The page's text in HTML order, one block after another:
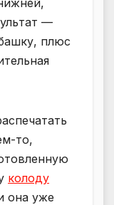
—
плюс
то,
колоду
она уже